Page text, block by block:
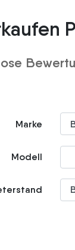
Marke
Modell